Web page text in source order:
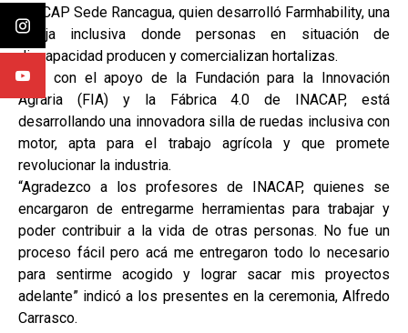
INACAP Sede Rancagua, quien desarrolló Farmhability, una
granja inclusiva donde personas en situación de
discapacidad producen y comercializan hortalizas.
Hoy, con el apoyo de la Fundación para la Innovación
Agraria (FIA) y la Fábrica 4.0 de INACAP, está
desarrollando una innovadora silla de ruedas inclusiva con
motor, apta para el trabajo agrícola y que promete
revolucionar la industria.
“Agradezco a los profesores de INACAP, quienes se
encargaron de entregarme herramientas para trabajar y
poder contribuir a la vida de otras personas. No fue un
proceso fácil pero acá me entregaron todo lo necesario
para sentirme acogido y lograr sacar mis proyectos
adelante” indicó a los presentes en la ceremonia, Alfredo
Carrasco.